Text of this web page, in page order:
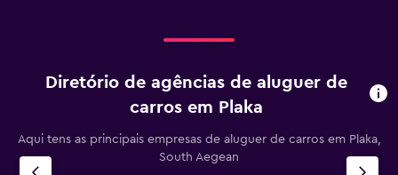
Diretório de agências de aluguer de
carros em Plaka
Aqui tens as principais empresas de aluguer de carros em Plaka,
South Aegean